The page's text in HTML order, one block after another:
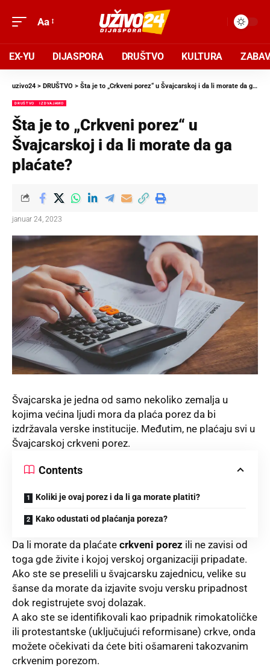
Aa
EX-YU DIJASPORA DRUŠTVO KULTURA
uzivo24 > DRUŠTVO > Šta je to „Crkveni porez“ u Švajcarskoj i da li morate da ga plaćate?
DRUŠTVO IZDVAJAMO
Šta je to „Crkveni porez“ u
Švajcarskoj i da li morate da ga
plaćate?
januar 24, 2023
Švajcarska je jedna od samo nekoliko zemalja u
kojima većina ljudi mora da plaća porez da bi
izdržavala verske institucije. Međutim, ne plaćaju svi u
Švajcarskoj crkveni porez.
Contents
Koliki je ovaj porez i da li ga morate platiti?
Kako odustati od plaćanja poreza?
Da li morate da plaćate crkveni porez ili ne zavisi od
toga gde živite i kojoj verskoj organizaciji pripadate.
Ako ste se preselili u švajcarsku zajednicu, velike su
šanse da morate da izjavite svoju versku pripadnost
dok registrujete svoj dolazak.
A ako ste se identifikovali kao pripadnik rimokatoličke
ili protestantske (uključujući reformisane) crkve, onda
možete očekivati da ćete biti ošamareni takozvanim
crkvenim porezom.